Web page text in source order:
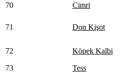
70 Cimri
71 Don Kişot
72 Köpek Kalbi
73 Tess